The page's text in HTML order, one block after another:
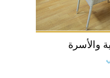
والأسرة